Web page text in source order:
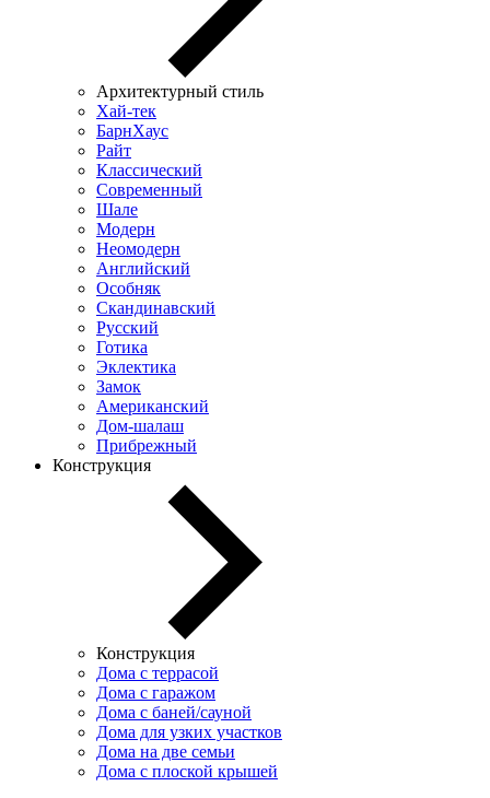
Архитектурный стиль
Хай-тек
БарнХаус
Райт
Классический
Современный
Шале
Модерн
Неомодерн
Английский
Особняк
Скандинавский
Русский
Готика
Эклектика
Замок
Американский
Дом-шалаш
Прибрежный
Конструкция
Конструкция
Дома с террасой
Дома с гаражом
Дома с баней/сауной
Дома для узких участков
Дома на две семьи
Дома с плоской крышей